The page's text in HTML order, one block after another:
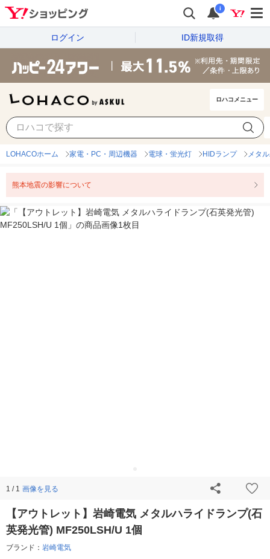
i
ログイン ID新規取得
ロハコメニュー
LOHACOホーム 家電・PC・周辺機器 電球・蛍光灯 HIDランプ メタ
熊本地震の影響について
1 / 1 画像を見る
【アウトレット】岩崎電気 メタルハライドランプ(石
英発光管) MF250LSH/U 1個
ブランド： 岩崎電気